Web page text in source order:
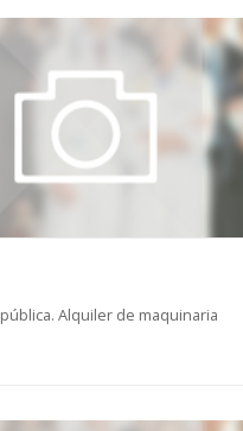
Obra pública. Alquiler de maquinaria